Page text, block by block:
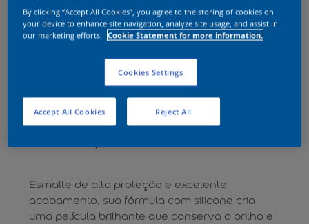
Esmalte de alta proteção e excelente
acabamento, sua fórmula com silicone cria
uma película brilhante que conserva o brilho e
By clicking “Accept All Cookies”, you agree to the storing of cookies on
your device to enhance site navigation, analyze site usage, and assist in
our marketing efforts.
Cookie Statement for more information.
Cookies Settings
Reject All
Accept All Cookies